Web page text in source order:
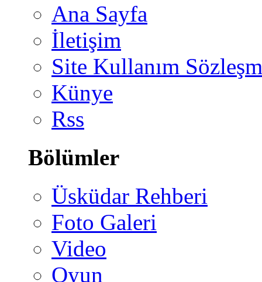
Ana Sayfa
İletişim
Site Kullanım
Künye
Rss
Bölümler
Üsküdar Rehberi
Foto Galeri
Video
Oyun